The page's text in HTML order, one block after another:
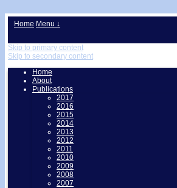
Home Menu ↓
Skip to primary content
Skip to secondary content
Home
About
Publications
2017
2016
2015
2014
2013
2012
2011
2010
2009
2008
2007